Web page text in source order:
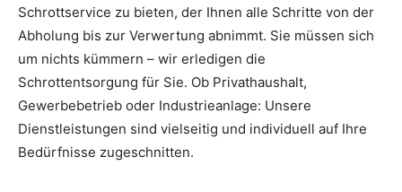
Schrottservice zu bieten, der Ihnen alle Schritte von der
Abholung bis zur Verwertung abnimmt. Sie müssen sich
um nichts kümmern – wir erledigen die
Schrottentsorgung für Sie. Ob Privathaushalt,
Gewerbebetrieb oder Industrieanlage: Unsere
Dienstleistungen sind vielseitig und individuell auf Ihre
Bedürfnisse zugeschnitten.